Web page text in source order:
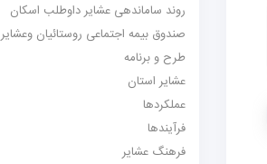
روند ساماندهی عشایر داوطلب اسکان
صندوق بیمه اجتماعی روستائیان وعشایر
طرح و برنامه
عشایر استان
عملکردها
فرآیندها
فرهنگ عشایر